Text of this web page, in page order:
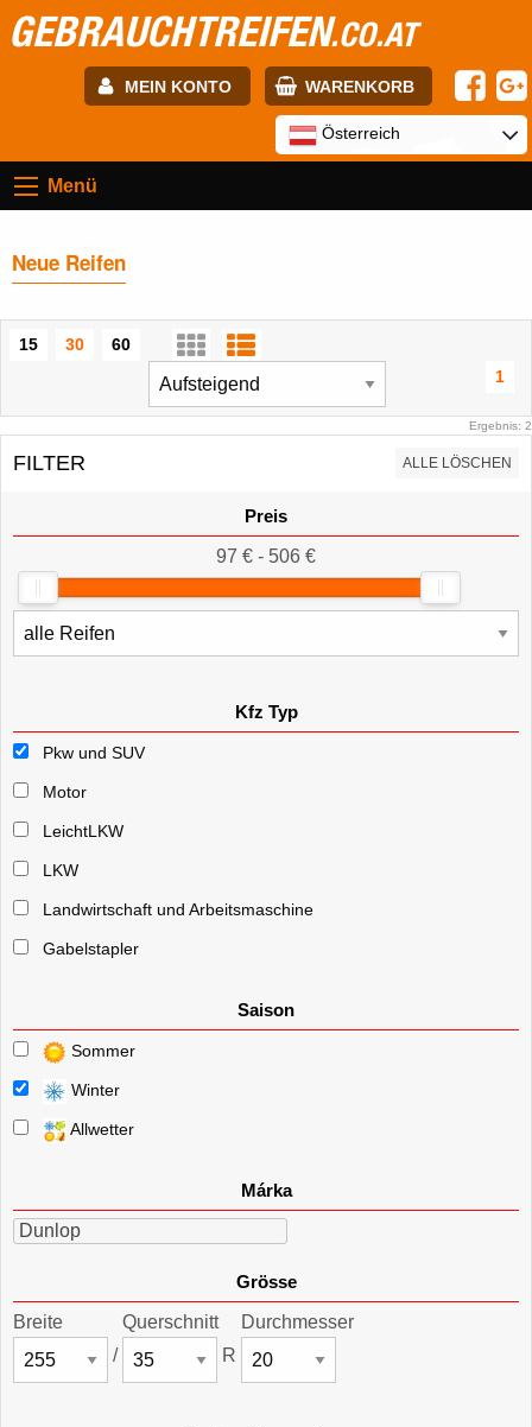
GEBRAUCHTREIFEN.CO.AT
MEIN KONTO WARENKORB
Passwort:
Österreich
Menü
Neue Reifen
15 30
60
1
Ergebnis: 2
FILTER ALLE LÖSCHEN
Preis
97 € - 506 €
Kfz Typ
Pkw und SUV
Motor
LeichtLKW
LKW
Landwirtschaft und Arbeitsmaschine
Gabelstapler
Saison
Sommer
Winter
Allwetter
Márka
Dunlop
Grösse
Breite
/
Querschnitt
R
Durchmesser